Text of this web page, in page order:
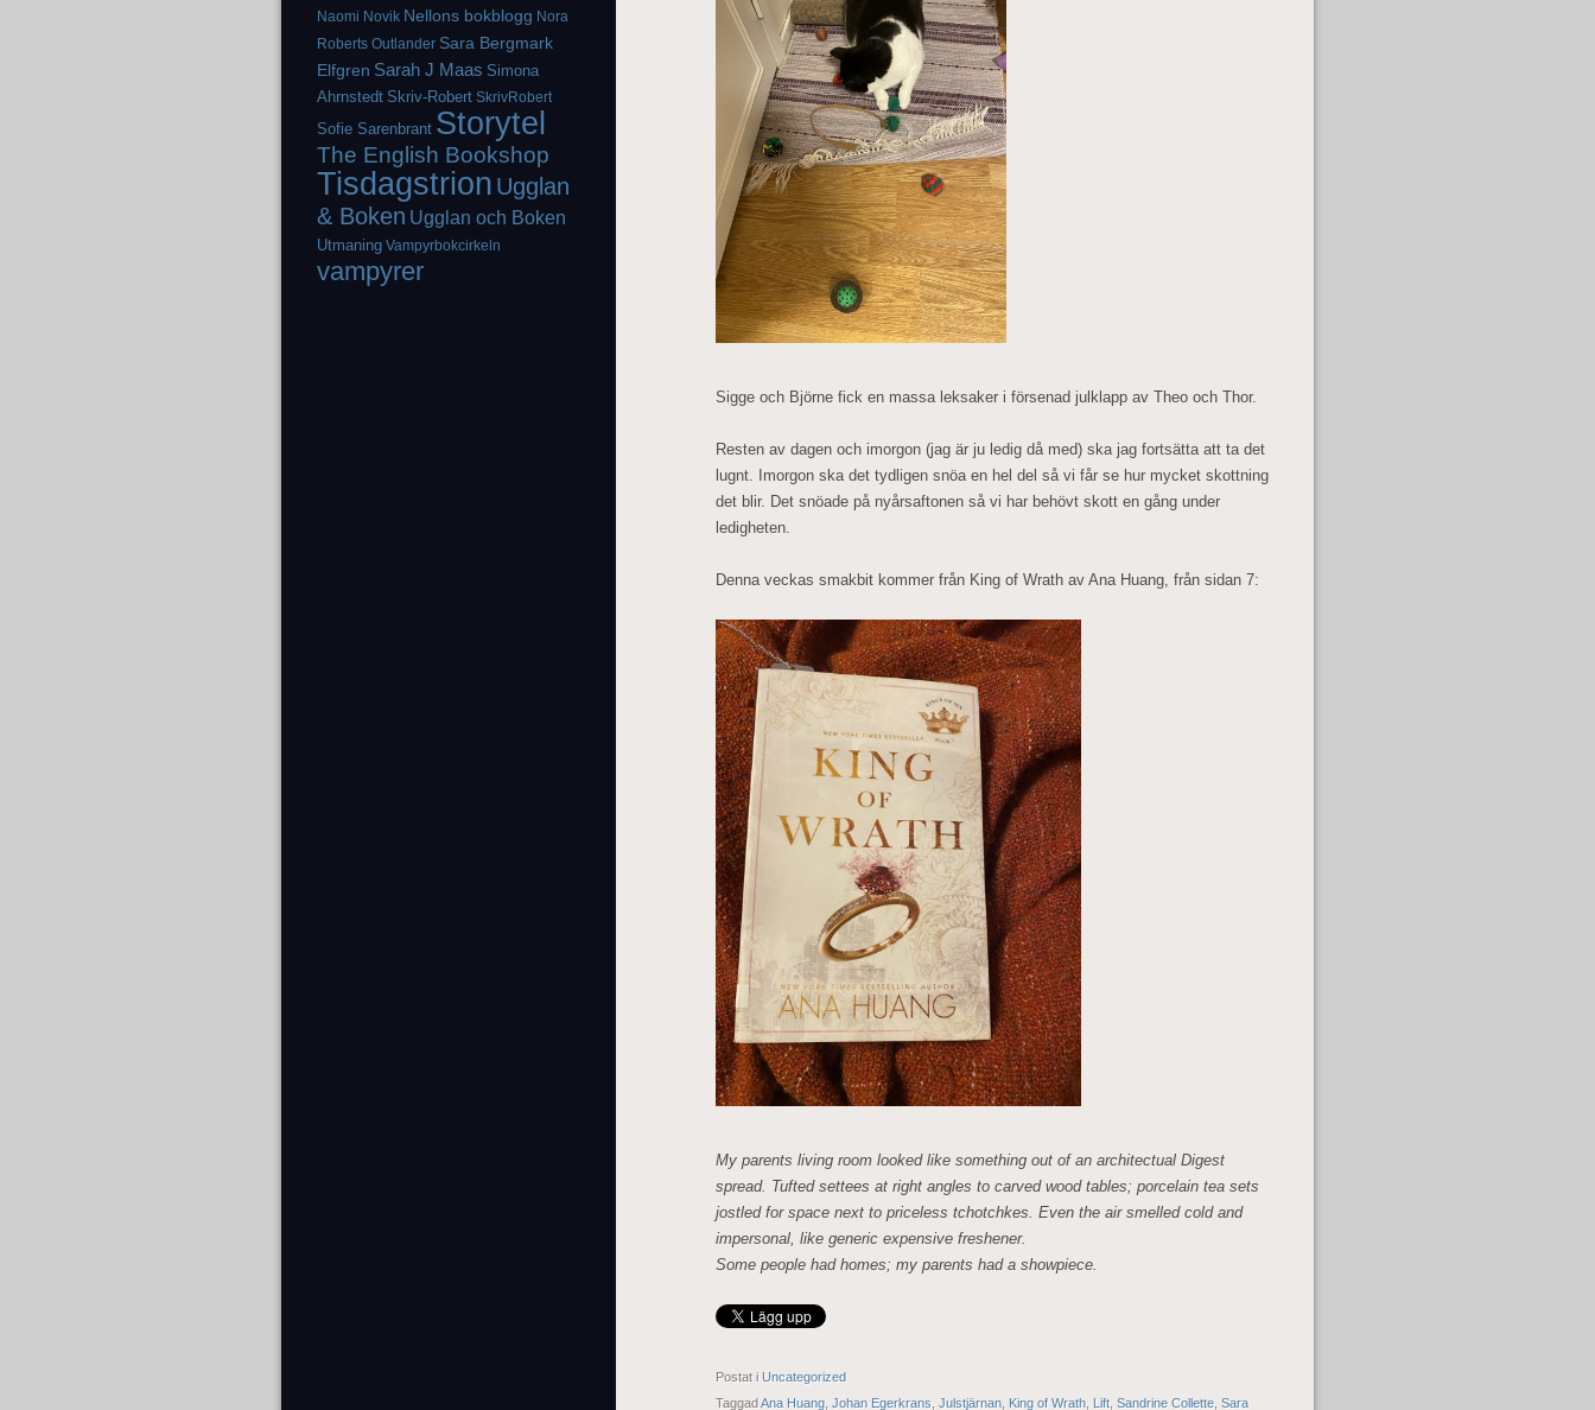
Sigge och Björne fick en massa leksaker i försenad julklapp av Theo och Thor.
Resten av dagen och imorgon (jag är ju ledig då med) ska jag fortsätta att ta det
lugnt. Imorgon ska det tydligen snöa en hel del så vi får se hur mycket skottning
det blir. Det snöade på nyårsaftonen så vi har behövt skott en gång under
ledigheten.
Denna veckas smakbit kommer från King of Wrath av Ana Huang, från sidan 7:
My parents living room looked like something out of an architectual Digest
spread. Tufted settees at right angles to carved wood tables; porcelain tea sets
jostled for space next to priceless tchotchkes. Even the air smelled cold and
impersonal, like generic expensive freshener.
Some people had homes; my parents had a showpiece.
Postat i Uncategorized
Taggad Ana Huang Johan Egerkrans Julstjärnan King of Wrath Lift Sandrine Collette Sara
Naomi Novik Nellons bokblogg Nora
Roberts Outlander Sara Bergmark
Elfgren Sarah J Maas Simona
Ahrnstedt Skriv-Robert SkrivRobert
Sofie Sarenbrant Storytel
The English Bookshop
Tisdagstrion Ugglan
& Boken Ugglan och Boken
Utmaning Vampyrbokcirkeln
vampyrer